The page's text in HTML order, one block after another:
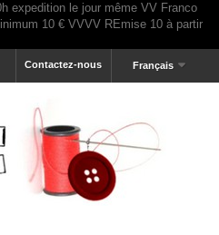
Français
Contactez-nous